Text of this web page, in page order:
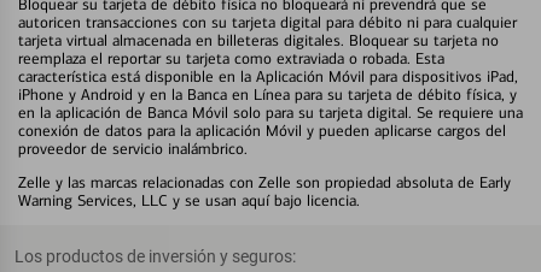
Bloquear su tarjeta de débito física no bloqueará ni prevendrá que se
autoricen transacciones con su tarjeta digital para débito ni para cualquier
tarjeta virtual almacenada en billeteras digitales. Bloquear su tarjeta no
reemplaza el reportar su tarjeta como extraviada o robada. Esta
característica está disponible en la Aplicación Móvil para dispositivos iPad,
iPhone y Android y en la Banca en Línea para su tarjeta de débito física, y
en la aplicación de Banca Móvil solo para su tarjeta digital. Se requiere una
conexión de datos para la aplicación Móvil y pueden aplicarse cargos del
proveedor de servicio inalámbrico.
Zelle y las marcas relacionadas con Zelle son propiedad absoluta de Early
Warning Services, LLC y se usan aquí bajo licencia.
Los productos de inversión y seguros: